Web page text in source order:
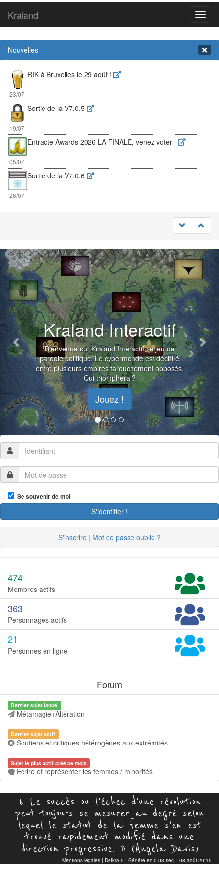
Kraland
Nouvelles
23/07
RIK à Bruxelles le 29 août !
19/07
Sortie de la V7.0.5
05/07
Entracte Awards 2026 LA FINALE, venez voter !
26/07
Sortie de la V7.0.6
Kraland Interactif
Bienvenue sur Kraland Interactif, le jeu de
parodie politique. Le cybermonde est déchiré
entre plusieurs empires farouchement opposés.
Qui triomphera ?
Jouez !
Previous
Se souvenir de moi
S'inscrire | Mot de passe oublié ?
474
Membres actifs
363
Personnages actifs
21
Personnes en ligne
Forum
Dernier sujet lancé
Métamagie+Altération
Dernier sujet actif
Soutiens et critiques hétérogènes aux extrémités
Sujet le plus actif créé ce mois
Ecrire et représenter les femmes / minorités
« Le succès ou l'échec d'une révolution
peut toujours se mesurer au degré selon
lequel le statut de la femme s'en est
trouvé rapidement modifié dans une
direction progressive. » (Angela Davis)
Mentions légales | Defkra 5 | Généré en 0.03 sec. | 08 août 20:15